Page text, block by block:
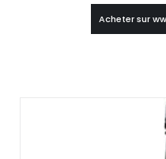
Acheter sur